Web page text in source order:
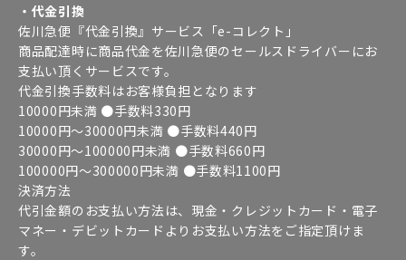
・代金引換
佐川急便『代金引換』サービス「e-コレクト」
商品配達時に商品代金を佐川急便のセールスドライバーにお
支払い頂くサービスです。
代金引換手数料はお客様負担となります
10000円未満 ●手数料330円
10000円～30000円未満 ●手数料440円
30000円～100000円未満 ●手数料660円
100000円～300000円未満 ●手数料1100円
決済方法
代引金額のお支払い方法は、現金・クレジットカード・電子
マネー・デビットカードよりお支払い方法をご指定頂けま
す。